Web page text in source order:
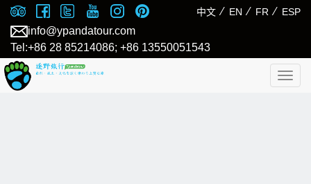
中文 ⁄ EN ⁄ FR ⁄ ESP
info@ypandatour.com
Tel:+86 28 85214086; +86 13550051543